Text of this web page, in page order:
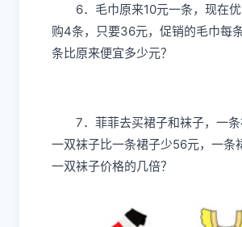
6．毛巾原来10元一条，现在
购4条，只要36元，促销的毛巾每
条比原来便宜多少元？
7．菲菲去买裙子和袜子，一条
一双袜子比一条裙子少56元，一条
一双袜子价格的几倍？